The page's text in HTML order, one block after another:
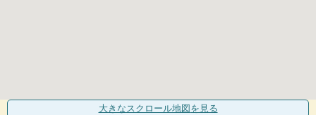
大きなスクロール地図 を見る